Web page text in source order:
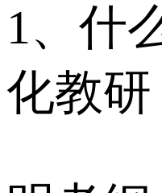
1、什
化教研